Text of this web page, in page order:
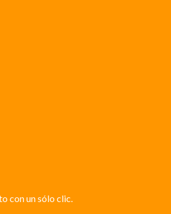
con un sólo clic.